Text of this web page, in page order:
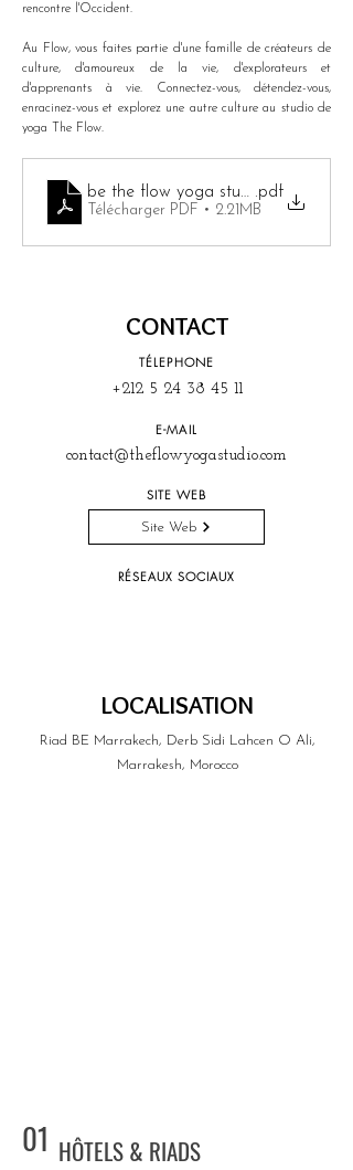
rencontre l'Occident.
Au Flow, vous faites partie d'une famille de créateurs de
culture, d'amoureux de la vie, d'explorateurs et
d'apprenants à vie. Connectez-vous, détendez-vous,
enracinez-vous et explorez une autre culture au studio de
yoga The Flow.
be the flow yoga studio tarifs
.pdf
Télécharger PDF • 2.21MB
TÉLEPHONE
+212 5 24 38 45 11
E-MAIL
contact@theflowyogastudio.com
SITE WEB
Site Web
RÉSEAUX SOCIAUX
CONTACT
LOCALISATION
Riad BE Marrakech, Derb Sidi Lahcen O Ali,
Marrakesh, Morocco
01 HÔTELS & RIADS